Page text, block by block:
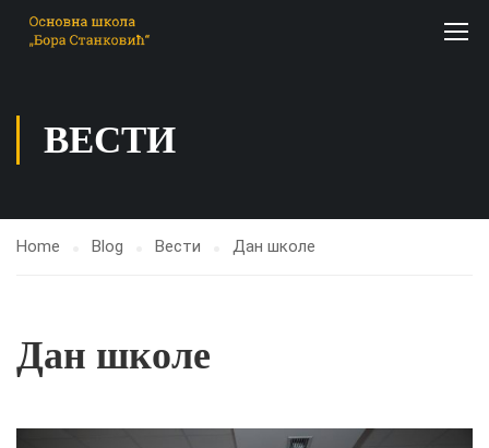
ВЕСТИ
Home Blog Вести Дан школе
Дан школе